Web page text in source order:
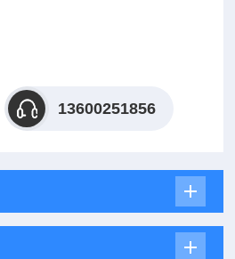
13600251856